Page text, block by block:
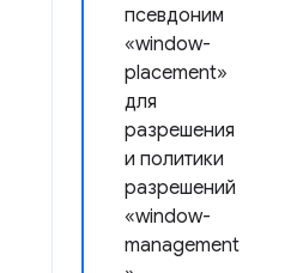
псевдоним
«window-
placement»
для
разрешения
и политики
разрешений
«window-
management